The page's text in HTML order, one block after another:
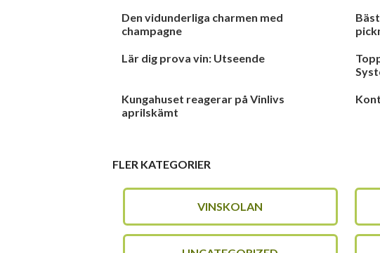
Den vidunderliga charmen med
champagne
Lär dig prova vin: Utseende
Kungahuset reagerar på Vinlivs
aprilskämt
FLER KATEGORIER
VINSKOLAN